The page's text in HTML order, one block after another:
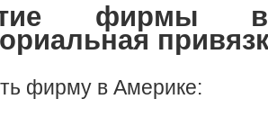
фирму в Америке: